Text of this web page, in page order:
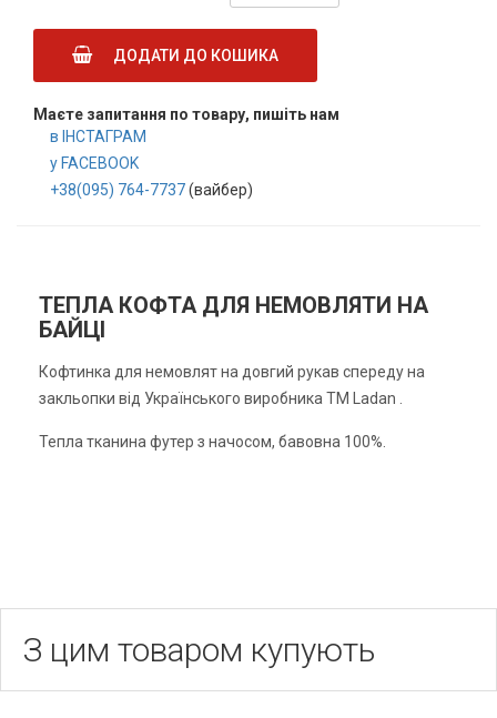
ДОДАТИ ДО КОШИКА
Маєте запитання по товару, пишіть нам
в ІНСТАГРАМ
у FACEBOOK
+38(095) 764-7737(вайбер)
ТЕПЛА КОФТА ДЛЯ НЕМОВЛЯТИ НА
БАЙЦІ
Кофтинка для немовлят на довгий рукав спереду на
закльопки від Українського виробника ТМ Ladan .
Тепла тканина футер з начосом, бавовна 100%.
З цим товаром купують